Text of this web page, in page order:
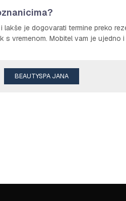
je dogovarati termine preko
s vremenom. Mobitel vam je
BEAUTYSPA JANA